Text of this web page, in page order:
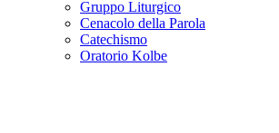
Gruppo Liturgico
Cenacolo della Parola
Catechismo
Oratorio Kolbe